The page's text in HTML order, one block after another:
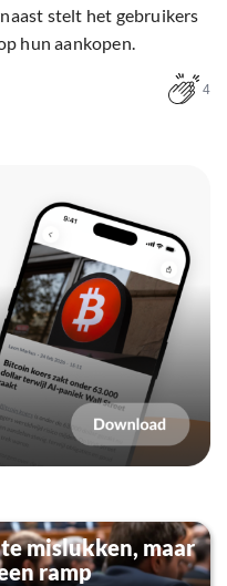
stelt het gebruikers
hun aankopen.
4
mislukken, maar
ramp